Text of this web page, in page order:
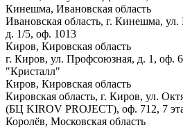
Кинешма, Ивановская область
Ивановская область, г. Кинешма,
д. 1/5, оф. 1013
Киров, Кировская область
г. Киров, ул. Профсоюзная, д. 1, оф.
"Кристалл"
Киров, Кировская область
Кировская область, г. Киров, ул.
(БЦ KIROV PROJECT), оф. 712, 7
Королёв, Московская область